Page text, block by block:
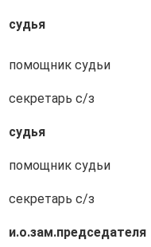
судья
помощник судьи
секретарь с/з
судья
помощник судьи
секретарь с/з
и.о.зам.председателя